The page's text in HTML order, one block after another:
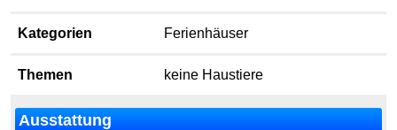
Kategorien Ferienhäuser
Themen keine Haustiere
Ausstattung